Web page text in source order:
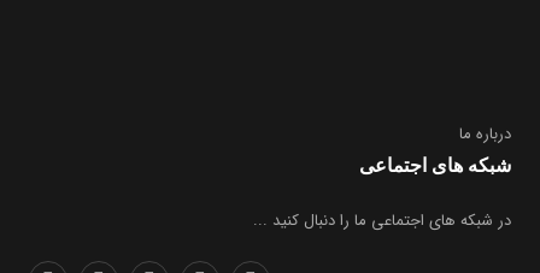
درباره ما
شبکه های اجتماعی
در شبکه های اجتماعی ما را دنبال کنید ...